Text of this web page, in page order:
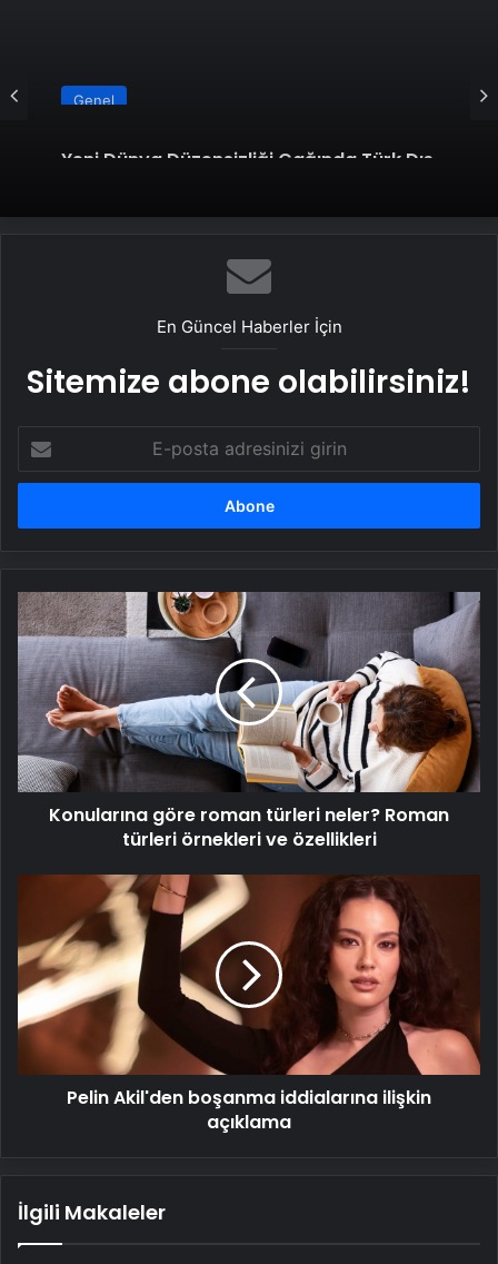
Genel
Politikası ve Hakan Fidan Faktörü
En Güncel Haberler İçin
Sitemize abone olabilirsiniz!
posta
adresinizi
Konularına
göre
roman
türleri
neler?
Roman
türleri
örnekleri
ve
özellikleri
Konularına göre roman türleri neler? Roman
türleri örnekleri ve özellikleri
boşanma
iddialarına
ilişkin
açıklama
Pelin Akil'den boşanma iddialarına ilişkin
açıklama
İlgili Makaleler